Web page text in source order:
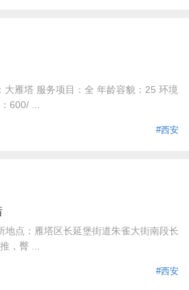
大雁塔 服务项目：全 年龄容貌：25 环境
600/ ...
#西安
地点：雁塔区长延堡街道朱雀大街南段长
，臀 ...
#西安